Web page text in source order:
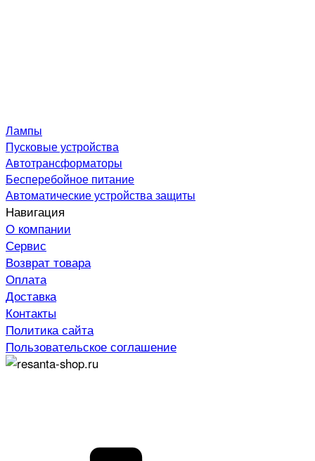
Лампы
Пусковые устройства
Автотрансформаторы
Бесперебойное питание
Автоматические устройства защиты
Навигация
О компании
Сервис
Возврат товара
Оплата
Доставка
Контакты
Политика сайта
Пользовательское соглашение